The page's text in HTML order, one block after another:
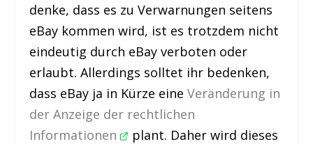
denke, dass es zu Verwarnungen seitens
eBay kommen wird, ist es trotzdem nicht
eindeutig durch eBay verboten oder
erlaubt. Allerdings solltet ihr bedenken,
dass eBay ja in Kürze eineVeränderung in
der Anzeige der rechtlichen
Informationen
plant. Daher wird dieses